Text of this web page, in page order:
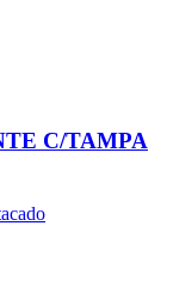
C/TAMPA